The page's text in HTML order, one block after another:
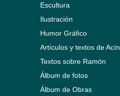
Escultura
Ilustración
Humor Gráfico
Artículos y textos de Acín
Textos sobre Ramón
Álbum de fotos
Álbum de Obras